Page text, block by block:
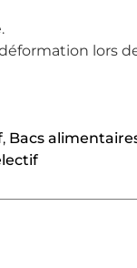
lors
, Bacs